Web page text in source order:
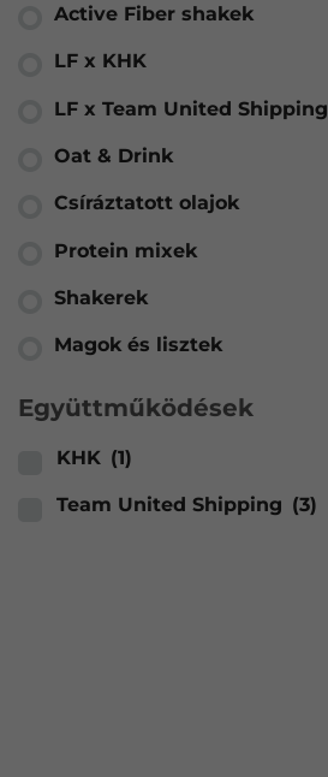
Active Fiber shakek
LF x KHK
LF x Team United Shipping
Oat & Drink
Csíráztatott olajok
Protein mixek
Shakerek
Magok és lisztek
Együttműködések
KHK (1)
Team United Shipping (3)